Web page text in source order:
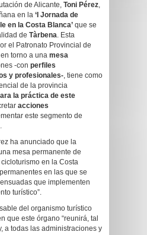
de Alicante, Toni Pérez,
en la ‘I Jornada de
en la Costa Blanca’ que se
de Tàrbena. Esta
el Patronato Provincial de
torno a una mesa
-con perfiles
y profesionales-, tiene como
de la provincia
la práctica de este
acciones
este segmento de
ha anunciado que la
mesa permanente de
en la Costa
en las que se
que implementen
turístico”.
del organismo turístico
que este órgano “reunirá, tal
a todas las administraciones y